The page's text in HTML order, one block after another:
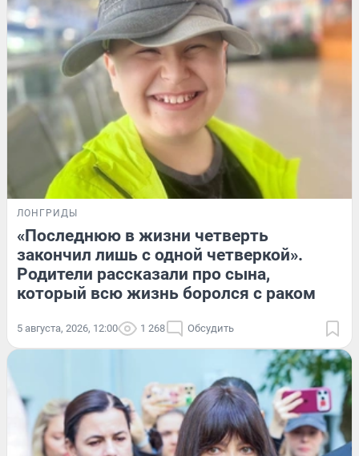
ЛОНГРИДЫ
«Последнюю в жизни четверть
закончил лишь с одной четверкой».
Родители рассказали про сына,
который всю жизнь боролся с раком
5 августа, 2026, 12:00 1 268 Обсудить